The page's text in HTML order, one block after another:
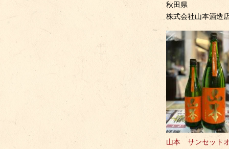
秋田県
株式会社山本酒造
山本 サンセット